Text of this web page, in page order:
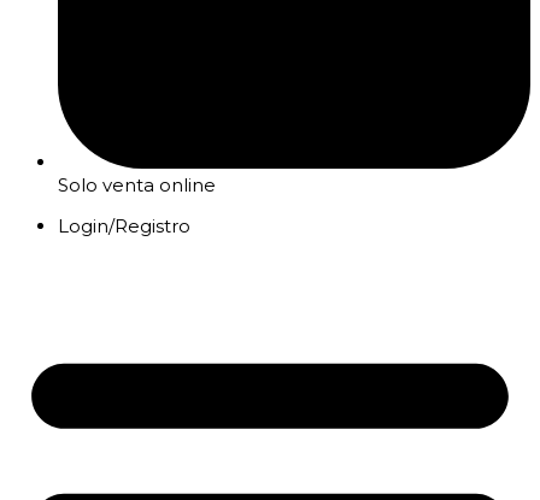
Solo venta online
Login/Registro